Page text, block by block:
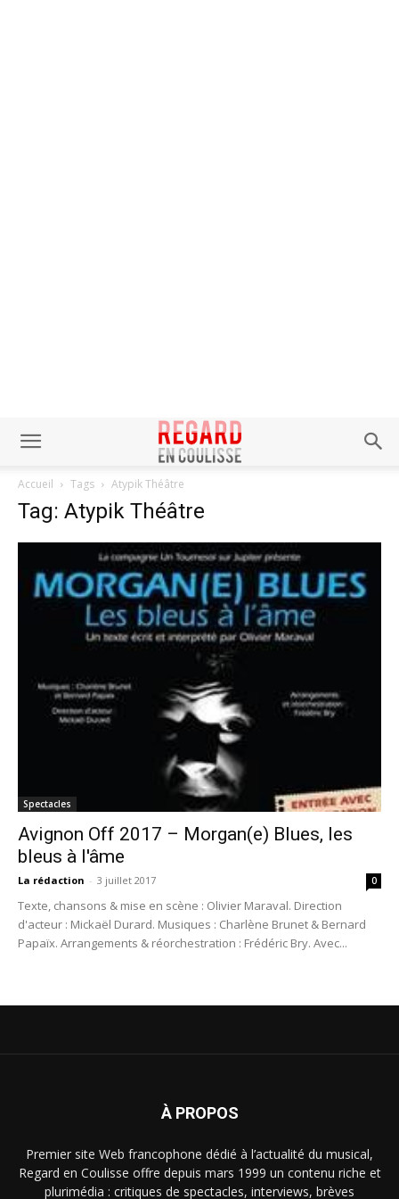
Accueil Tags Atypik Théâtre
Tag: Atypik Théâtre
Spectacles
Avignon Off 2017 – Morgan(e) Blues, les
bleus à l'âme
La rédaction - 3 juillet 2017 0
Texte, chansons & mise en scène : Olivier Maraval. Direction
d'acteur : Mickaël Durard. Musiques : Charlène Brunet & Bernard
Papaïx. Arrangements & réorchestration : Frédéric Bry. Avec...
À PROPOS
Premier site Web francophone dédié à l’actualité du musical,
Regard en Coulisse offre depuis mars 1999 un contenu riche et
plurimédia : critiques de spectacles, interviews, brèves